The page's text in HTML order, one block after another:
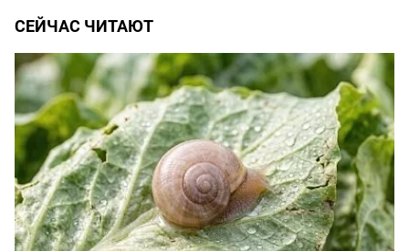
СЕЙЧАС ЧИТАЮТ